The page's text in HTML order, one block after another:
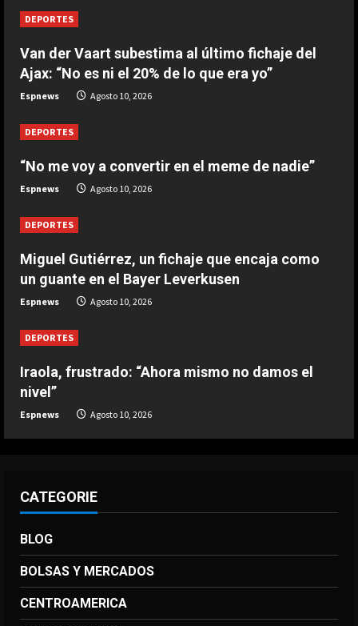
DEPORTES
“No me voy a convertir en el meme
Van der Vaart subestima al último
fichaje del Ajax: “No es ni el 20% de
DEPORTES
Iraola, frustrado: “Ahora mismo no
DEPORTES
Michel pide a un ex jugador del Real
Agosto 10, 2026
DEPORTES
Van der Vaart subestima al último fichaje del
Ajax: “No es ni el 20% de lo que era yo”
Espnews Agosto 10, 2026
DEPORTES
“No me voy a convertir en el meme de nadie”
Espnews Agosto 10, 2026
DEPORTES
Miguel Gutiérrez, un fichaje que encaja como
un guante en el Bayer Leverkusen
Espnews Agosto 10, 2026
DEPORTES
Iraola, frustrado: “Ahora mismo no damos el
nivel”
Espnews Agosto 10, 2026
CATEGORIE
BLOG
BOLSAS Y MERCADOS
CENTROAMERICA